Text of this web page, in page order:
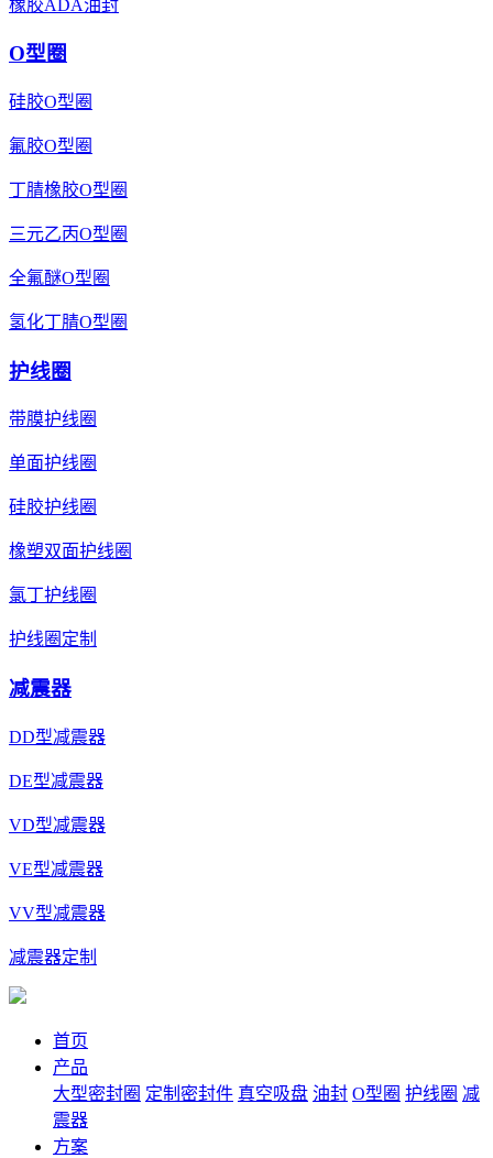
橡胶ADA油封
O型圈
硅胶O型圈
氟胶O型圈
丁腈橡胶O型圈
三元乙丙O型圈
全氟醚O型圈
氢化丁腈O型圈
护线圈
带膜护线圈
单面护线圈
硅胶护线圈
橡塑双面护线圈
氯丁护线圈
护线圈定制
减震器
DD型减震器
DE型减震器
VD型减震器
VE型减震器
VV型减震器
减震器定制
首页
产品
大型密封圈 定制密封件 真空吸盘 油封 O型圈 护线圈 减
震器
方案